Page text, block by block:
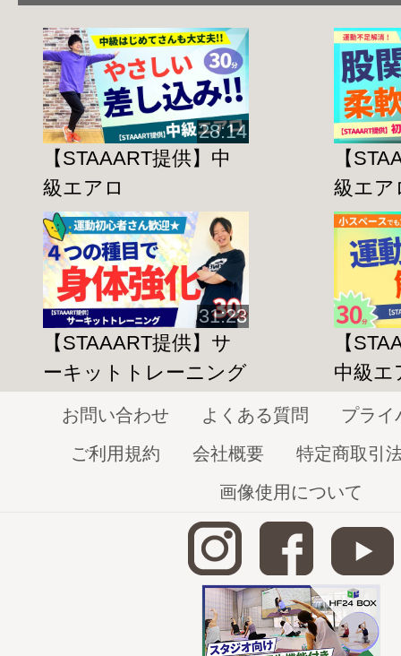
痛みが出る事があります。その場合、
ばして次のエクササイズを行いましょ
エクササイズ前に首や肩の状況を確認
く事で体の変化に気づきやすくなりま
短時間でスッキリできるので私生活の
ましょう！
◆身体改革運動スタジオ:STAAART◆
運動をスタートする場所になって欲しい
新しいチャレンジをスタートする場所にな
そんな思いから作られた運動スタジオです
健康寿命を延ばすことを目的とし、
個々のニーズに合わせた運動指導が受けら
身体改革運動スタジオ STAAART
HP：https://www.bmfteam.com/
28:14
【STAAART提供】中
級エアロ
【
級エア
31:23
【STAAART提供】サ
ーキットトレーニング
【
中級エ
お問い合わせ よくある質問
プライ
ご利用規約
会社概要
特定商取引
画像使用について